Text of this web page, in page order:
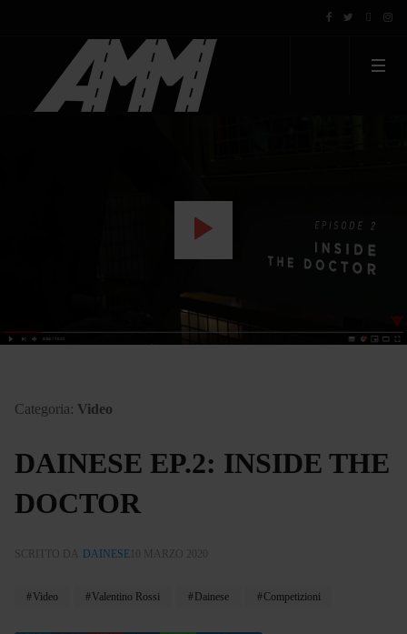
WATCH
Categoria: Video
DAINESE EP.2: INSIDE THE
DOCTOR
SCRITTO DA DAINESE 10 MARZO 2020
Video Valentino Rossi Dainese Competizioni